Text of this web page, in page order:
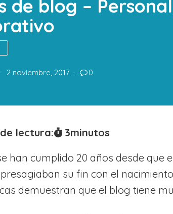
de blog –
2 noviembre, 2017 0
lectura: 3minutos
han cumplido 20 años desde que
su fin con el
demuestran que el blog tiene